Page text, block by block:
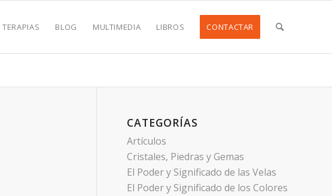
TERAPIAS BLOG MULTIMEDIA LIBROS CONTACTAR
CATEGORÍAS
Artículos
Cristales, Piedras y Gemas
El Poder y Significado de las Velas
El Poder y Significado de los Colores